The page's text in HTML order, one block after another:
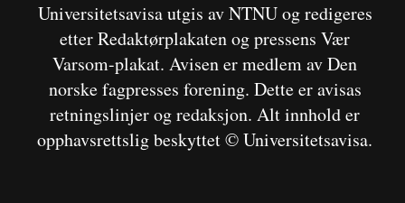
Universitetsavisa utgis av NTNU og redigeres
etter Redaktørplakaten og pressens Vær
Varsom-plakat. Avisen er medlem av Den
norske fagpresses forening. Dette er avisas
retningslinjer og redaksjon. Alt innhold er
opphavsrettslig beskyttet © Universitetsavisa.